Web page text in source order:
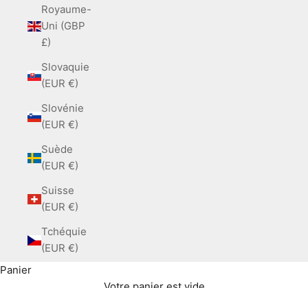
Royaume-
Uni (GBP
£)
Slovaquie
(EUR €)
Slovénie
(EUR €)
Suède
(EUR €)
Suisse
(EUR €)
Tchéquie
(EUR €)
Panier